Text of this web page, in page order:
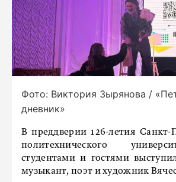
Фото: Виктория Зырянова /
дневник»
В преддверии 126-летия Санкт-
политехнического
студентами и гостями
музыкант, поэт и художник